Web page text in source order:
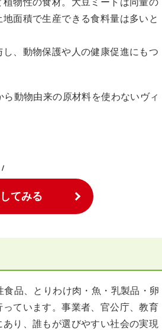
面積で生産できる食料量は多いと
、動物保護や人の健康促進にもつ
動物由来の原材料を使わないヴィ
/
てみる
品、とりわけ肉・魚・乳製品・卵
ています。事業者、官公庁、教育
り、誰もが選びやすい社会の実現